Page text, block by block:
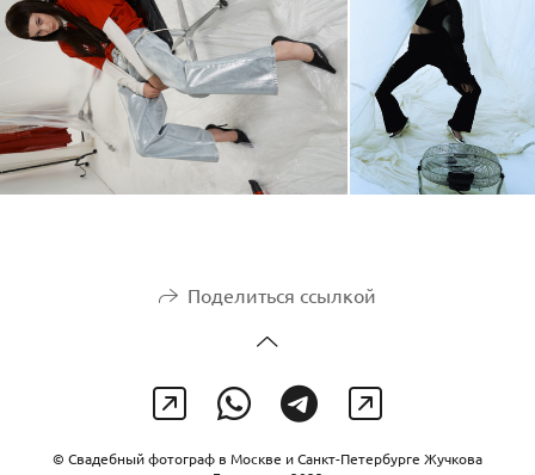
Поделиться ссылкой
© Свадебный фотограф в Москве и Санкт-Петербурге Жучкова